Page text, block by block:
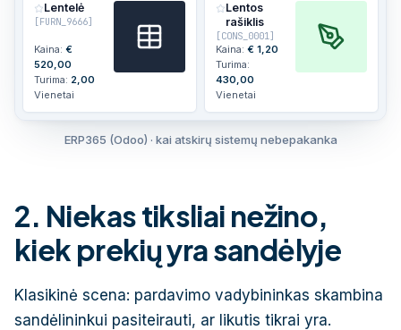
Lentelė
[FURN_9666]
Kaina: €
520,00
Turima: 2,00
Vienetai
Lentos
rašiklis
[CONS_0001]
Kaina: € 1,20
Turima:
430,00
Vienetai
ERP365 (Odoo) · kai atskirų sistemų nebepakanka
2. Niekas tiksliai nežino,
kiek prekių yra sandėlyje
Klasikinė scena: pardavimo vadybininkas skambina
sandėlininkui pasiteirauti, ar likutis tikrai yra.